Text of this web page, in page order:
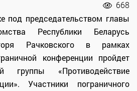
668
под председательством главы
Республики Беларусь
Рачковского в рамках
конференции пройдет
группы «Противодействие
Участники пограничного